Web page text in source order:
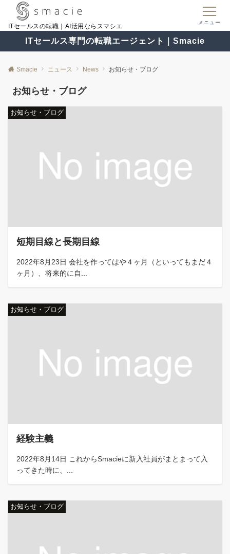
ITセールスの転職｜AI活用ならスマシエ
メニュー
ITセールス専門の転職エージェント｜Smacie
Smacie ニュース News お知らせ・ブログ
お知らせ・ブログ
お知らせ・ブログ
短期目線と長期目線
2022年8月23日 会社を作ってはや４ヶ月（といってもまだ４
ヶ月）、将来的に自...
お知らせ・ブログ
経験主義
2022年8月14日 これからSmacieに新入社員がまとまって入
ってきた時に、...
お知らせ・ブログ